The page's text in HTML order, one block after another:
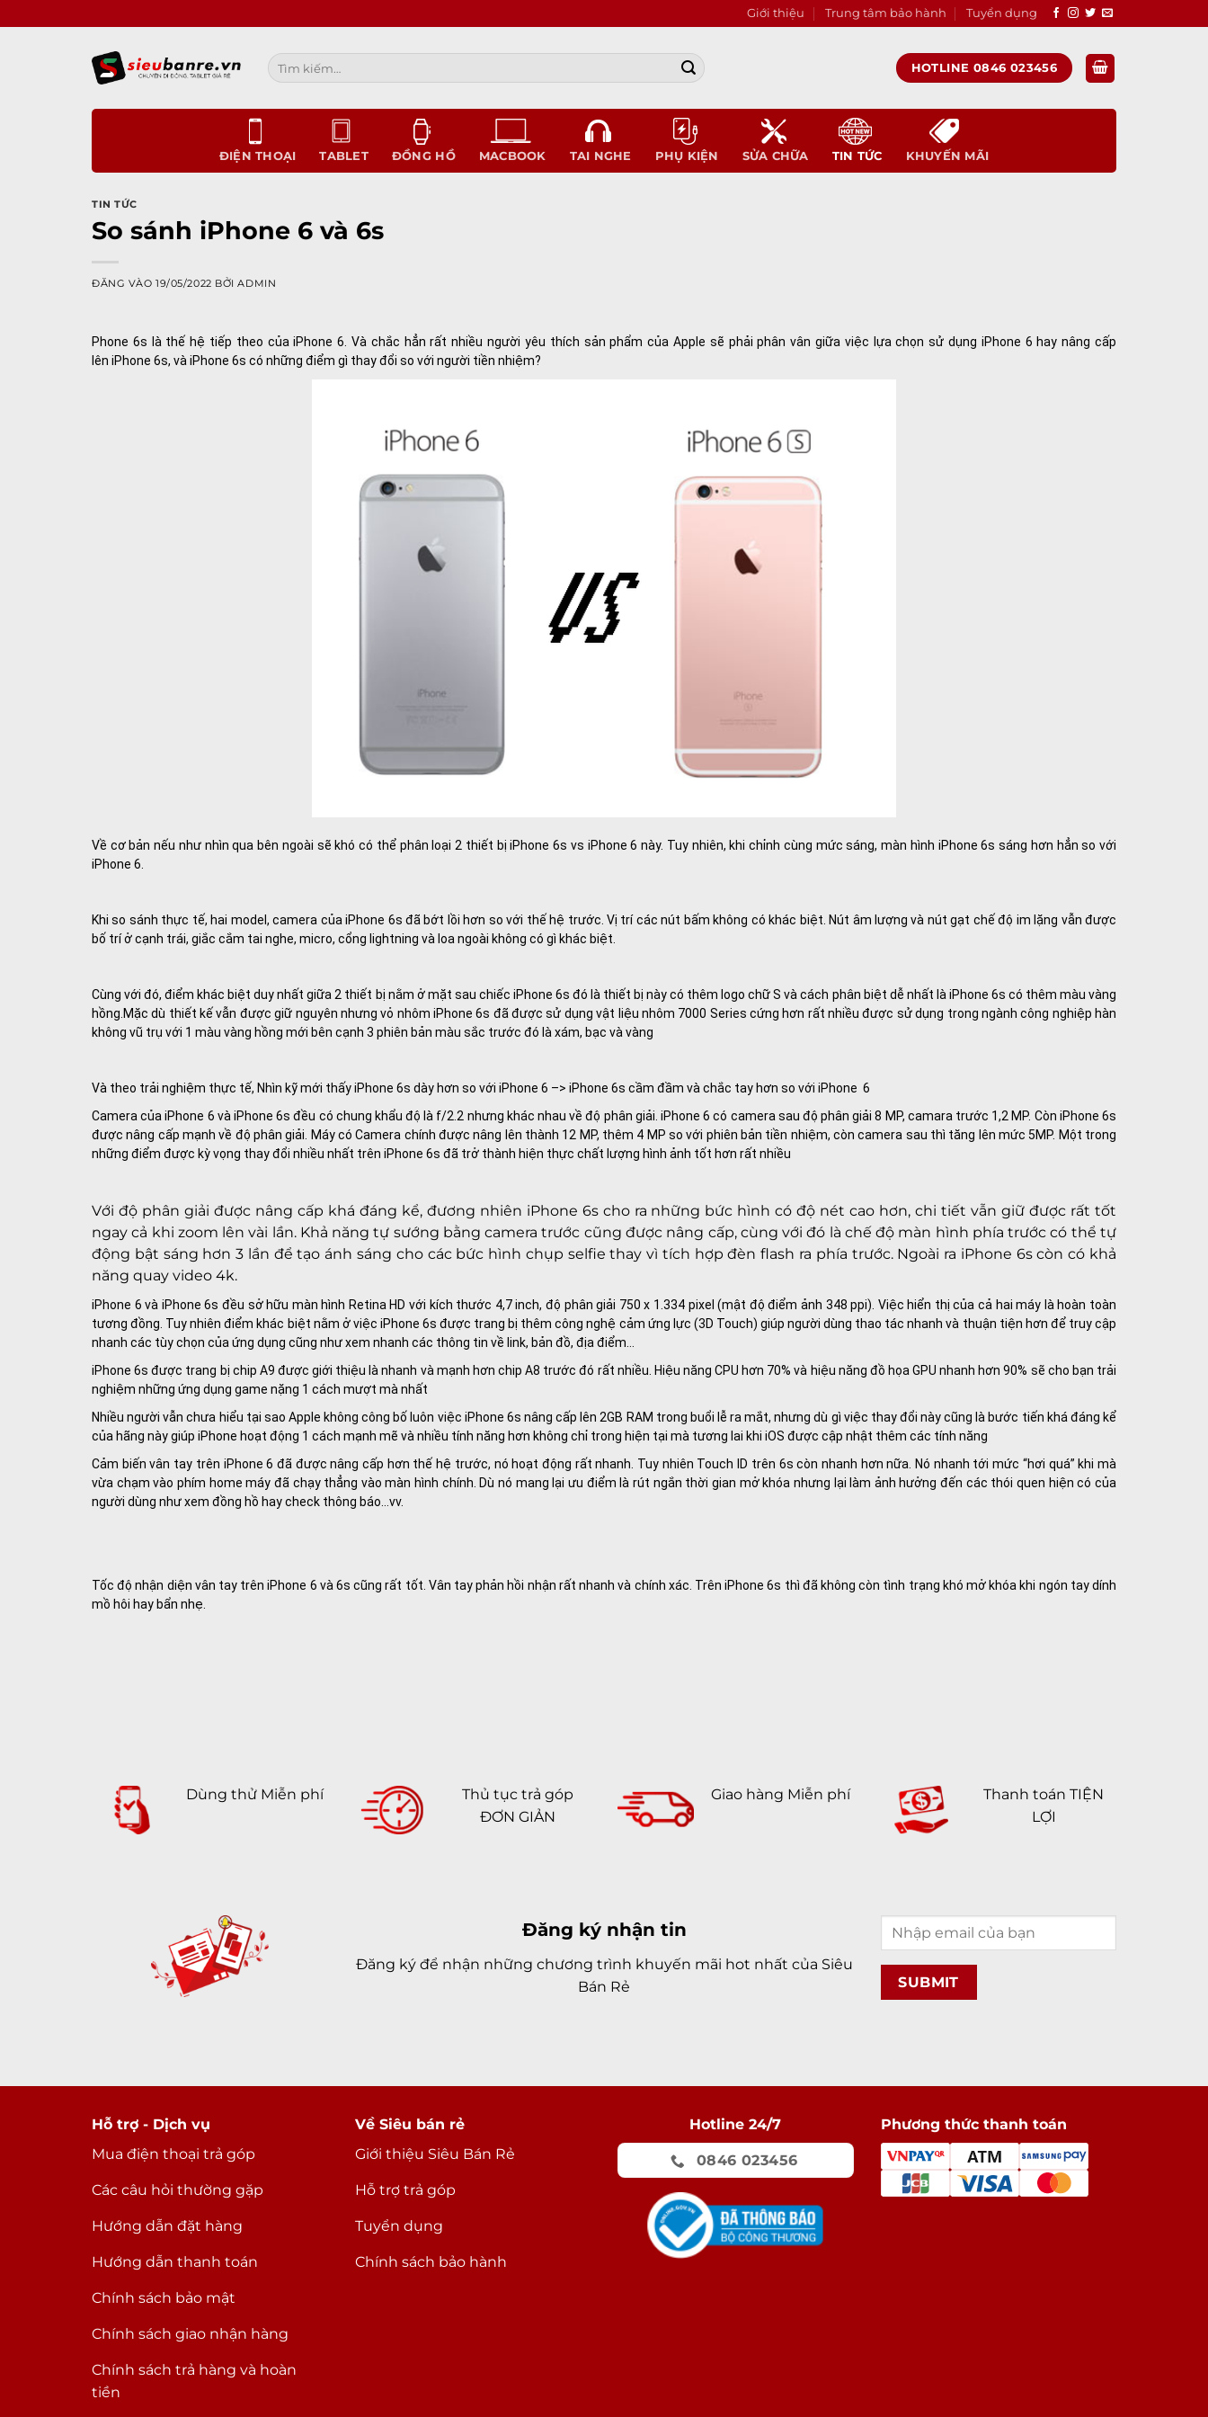
qua
Giới thiệu Trung tâm bảo hành Tuyển dụng
Tìm
kiếm:
HOTLINE 0846 023456
ĐIỆN THOẠI TABLET ĐỒNG HỒ MACBOOK TAI NGHE PHỤ KIỆN SỬA CHỮA TIN TỨC KHUYẾN MÃI
TIN TỨC
So sánh iPhone 6 và 6s
ĐĂNG VÀO19/05/2022 BỞIADMIN
Phone 6s là thế hệ tiếp theo củaiPhone 6. Và chắc hẳn rất nhiều người yêu thích sản phẩm của Apple sẽ phải phân vân giữa việc lựa chọn sử dụng iPhone 6 hay nâng cấp
lên iPhone 6s, và iPhone 6s có những điểm gì thay đổi so với người tiền nhiệm?
Về cơ bản nếu như nhìn qua bên ngoài sẽ khó có thể phân loại 2 thiết bị iPhone 6s vs iPhone 6 này. Tuy nhiên, khi chỉnh cùng mức sáng, màn hình iPhone 6s sáng hơn hẳn so với
iPhone 6.
Khi so sánh thực tế, hai model, camera của iPhone 6s đã bớt lồi hơn so với thế hệ trước. Vị trí các nút bấm không có khác biệt. Nút âm lượng và nút gạt chế độ im lặng vẫn được
bố trí ở cạnh trái, giắc cắm tai nghe, micro, cổng lightning và loa ngoài không có gì khác biệt.
Cùng với đó, điểm khác biệt duy nhất giữa 2 thiết bị nằm ở mặt sau chiếc iPhone 6s đó là thiết bị này có thêm logo chữ S và cách phân biệt dễ nhất là iPhone 6s có thêm màu vàng
hồng.Mặc dù thiết kế vẫn được giữ nguyên nhưng vỏ nhôm iPhone 6s đã được sử dụng vật liệu nhôm 7000 Series cứng hơn rất nhiều được sử dụng trong ngành công nghiệp hàn
không vũ trụ với 1 màu vàng hồng mới bên cạnh 3 phiên bản màu sắc trước đó là xám, bạc và vàng
Và theo trải nghiệm thực tế, Nhìn kỹ mới thấy iPhone 6s dày hơn so với iPhone 6 –> iPhone 6s cầm đầm và chắc tay hơn so với iPhone 6
Camera của iPhone 6 và iPhone 6s đều có chung khẩu độ là f/2.2 nhưng khác nhau về độ phân giải. iPhone 6 có camera sau độ phân giải 8 MP, camara trước 1,2 MP. Còn iPhone 6s
được nâng cấp mạnh về độ phân giải. Máy có Camera chính được nâng lên thành 12 MP, thêm 4 MP so với phiên bản tiền nhiệm, còn camera sau thì tăng lên mức 5MP. Một trong
những điểm được kỳ vọng thay đổi nhiều nhất trên iPhone 6s đã trở thành hiện thực chất lượng hình ảnh tốt hơn rất nhiều
Với độ phân giải được nâng cấp khá đáng kể, đương nhiên iPhone 6s cho ra những bức hình có độ nét cao hơn, chi tiết vẫn giữ được rất tốt
ngay cả khi zoom lên vài lần. Khả năng tự sướng bằng camera trước cũng được nâng cấp, cùng với đó là chế độ màn hình phía trước có thể tự
động bật sáng hơn 3 lần để tạo ánh sáng cho các bức hình chụp selfie thay vì tích hợp đèn flash ra phía trước. Ngoài ra iPhone 6s còn có khả
năng quay video 4k.
iPhone 6 và iPhone 6s đều sở hữu màn hình Retina HD với kích thước 4,7 inch, độ phân giải 750 x 1.334 pixel (mật độ điểm ảnh 348 ppi). Việc hiển thị của cả hai máy là hoàn toàn
tương đồng. Tuy nhiên điểm khác biệt nằm ở việc iPhone 6s được trang bị thêm công nghệ cảm ứng lực (3D Touch) giúp người dùng thao tác nhanh và thuận tiện hơn để truy cập
nhanh các tùy chọn của ứng dụng cũng như xem nhanh các thông tin về link, bản đồ, địa điểm…
iPhone 6s được trang bị chip A9 được giới thiệu là nhanh và mạnh hơn chip A8 trước đó rất nhiều. Hiệu năng CPU hơn 70% và hiệu năng đồ họa GPU nhanh hơn 90% sẽ cho bạn trải
nghiệm những ứng dụng game nặng 1 cách mượt mà nhất
Nhiều người vẫn chưa hiểu tại sao Apple không công bố luôn việc iPhone 6s nâng cấp lên 2GB RAM trong buổi lễ ra mắt, nhưng dù gì việc thay đổi này cũng là bước tiến khá đáng kể
của hãng này giúp iPhone hoạt động 1 cách mạnh mẽ và nhiều tính năng hơn không chỉ trong hiện tại mà tương lai khi iOS được cập nhật thêm các tính năng
Cảm biến vân tay trên iPhone 6 đã được nâng cấp hơn thế hệ trước, nó hoạt động rất nhanh. Tuy nhiên Touch ID trên 6s còn nhanh hơn nữa. Nó nhanh tới mức “hơi quá” khi mà
vừa chạm vào phím home máy đã chạy thẳng vào màn hình chính. Dù nó mang lại ưu điểm là rút ngắn thời gian mở khóa nhưng lại làm ảnh hưởng đến các thói quen hiện có của
người dùng như xem đồng hồ hay check thông báo…vv.
Tốc độ nhận diện vân tay trên iPhone 6 và 6s cũng rất tốt. Vân tay phản hồi nhận rất nhanh và chính xác. Trên iPhone 6s thì đã không còn tình trạng khó mở khóa khi ngón tay dính
mồ hôi hay bẩn nhẹ.
Dùng thử Miễn phí
Thủ tục trả góp
ĐƠN GIẢN
Giao hàng Miễn phí
Thanh toán TIỆN
LỢI
Đăng ký nhận tin
Đăng ký để nhận những chương trình khuyến mãi hot nhất của Siêu
Bán Rẻ
Hỗ trợ - Dịch vụ
Mua điện thoại trả góp
Các câu hỏi thường gặp
Hướng dẫn đặt hàng
Hướng dẫn thanh toán
Chính sách bảo mật
Chính sách giao nhận hàng
Chính sách trả hàng và hoàn
tiền
Về Siêu bán rẻ
Giới thiệu Siêu Bán Rẻ
Hỗ trợ trả góp
Tuyển dụng
Chính sách bảo hành
Hotline 24/7
0846 023456
Phương thức thanh toán